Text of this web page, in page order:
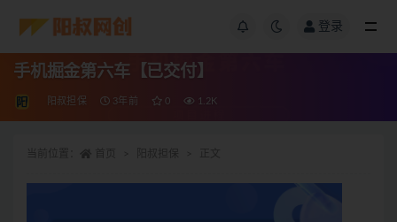
登录
手机掘金第六车【已交付】
阳叔担保 3年前 0 1.2K